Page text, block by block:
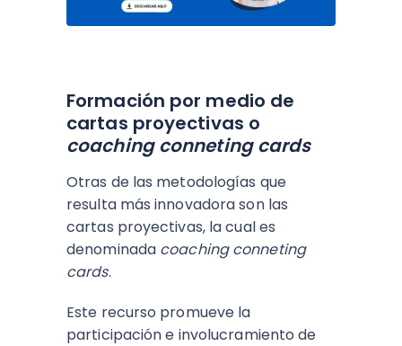
Formación por medio de
cartas proyectivas o
coaching conneting cards
Otras de las metodologías que
resulta más innovadora son las
cartas proyectivas, la cual es
denominada coaching conneting
cards.
Este recurso promueve la
participación e involucramiento de